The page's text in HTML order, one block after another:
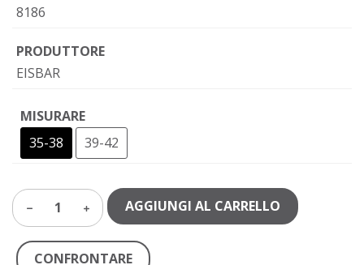
8186
PRODUTTORE
EISBAR
MISURARE
35-38
39-42
1 AGGIUNGI AL CARRELLO
CONFRONTARE